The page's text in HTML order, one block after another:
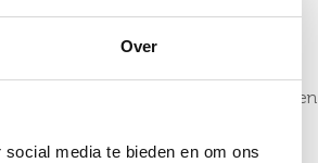
Over
media te bieden en om ons
te lopen. Groenten wassen in de
douglashout voelt ontzettend solide en